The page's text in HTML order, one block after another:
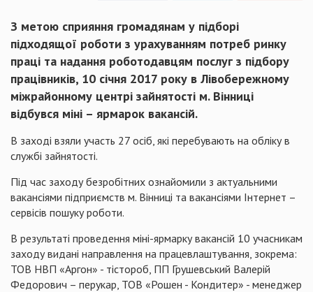
З метою сприяння громадянам у підборі
підходящої роботи з урахуванням потреб ринку
праці та надання роботодавцям послуг з підбору
працівників, 10 січня 2017 року в Лівобережному
міжрайонному центрі зайнятості м. Вінниці
відбувся міні – ярмарок вакансій.
В заході взяли участь 27 осіб, які перебувають на обліку в
службі зайнятості.
Під час заходу безробітних ознайомили з актуальними
вакансіями підприємств м. Вінниці та вакансіями Інтернет –
сервісів пошуку роботи.
В результаті проведення міні-ярмарку вакансій 10 учасникам
заходу видані направлення на працевлаштування, зокрема:
ТОВ НВП «Аргон» - тістороб, ПП Грушевський Валерій
Федорович – перукар, ТОВ «Рошен - Кондитер» - менеджер